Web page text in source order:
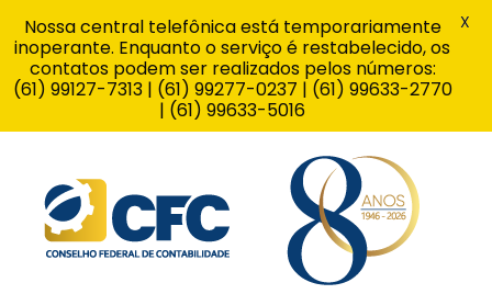
Nossa central telefônica está temporariamente
inoperante. Enquanto o serviço é restabelecido, os
contatos podem ser realizados pelos números:
(61) 99127-7313 | (61) 99277-0237 | (61) 99633-2770
| (61) 99633-5016
X